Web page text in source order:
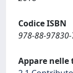
Codice ISBN
978-88-
Appare nelle